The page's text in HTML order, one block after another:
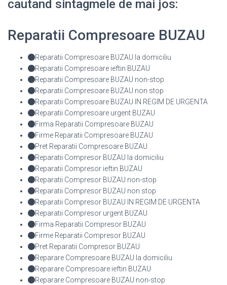
cautand sintagmele de mai jos:
Reparatii Compresoare BUZAU
Reparatii Compresoare BUZAU la domiciliu
Reparatii Compresoare ieftin BUZAU
Reparatii Compresoare BUZAU non-stop
Reparatii Compresoare BUZAU non stop
Reparatii Compresoare BUZAU IN REGIM DE URGENTA
Reparatii Compresoare urgent BUZAU
Firma Reparatii Compresoare BUZAU
Firme Reparatii Compresoare BUZAU
Pret Reparatii Compresoare BUZAU
Reparatii Compresor BUZAU la domiciliu
Reparatii Compresor ieftin BUZAU
Reparatii Compresor BUZAU non-stop
Reparatii Compresor BUZAU non stop
Reparatii Compresor BUZAU IN REGIM DE URGENTA
Reparatii Compresor urgent BUZAU
Firma Reparatii Compresor BUZAU
Firme Reparatii Compresor BUZAU
Pret Reparatii Compresor BUZAU
Reparare Compresoare BUZAU la domiciliu
Reparare Compresoare ieftin BUZAU
Reparare Compresoare BUZAU non-stop